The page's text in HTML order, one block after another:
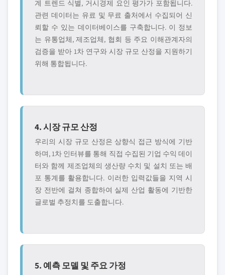
계 트렌드 식별, 거시경제 요인 평가가 포함됩니다.
관련 데이터는 유료 및 무료 출처에서 수집되어 신
뢰할 수 있는 데이터베이스를 구축합니다. 이 정보
는 유통업체, 제조업체, 협회 등 주요 이해관계자의
검증을 받아 1차 연구와 시장 규모 산정을 지원하기
위해 통합됩니다.
4. 시장 규모 산정
우리의 시장 규모 산정은 상향식 접근 방식에 기반
하며, 1차 인터뷰를 통해 직접 수집된 기업 수익 데이
터와 함께 제조업체의 생산량 수치 및 설치 또는 배
포 통계를 활용합니다. 이러한 입력값들을 지역 시
장 전반에 걸쳐 종합하여 실제 산업 활동에 기반한
글로벌 추정치를 도출합니다.
5. 예측 모델 및 주요 가정